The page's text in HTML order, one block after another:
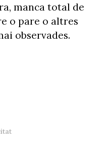
manca total de
o pare o altres
observades.